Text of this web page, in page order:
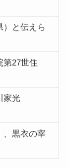
）と伝えら
第27世住
家光
、黒衣の宰